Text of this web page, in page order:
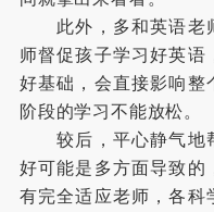
此外，多和英语老
师督促孩子学习好英语
好基础，会直接影响整
阶段的学习不能放松。
较后，平心静气地
好可能是多方面导致的
有完全适应老师，各科